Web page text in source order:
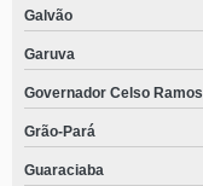
Galvão
Garuva
Governador Celso Ramos
Grão-Pará
Guaraciaba